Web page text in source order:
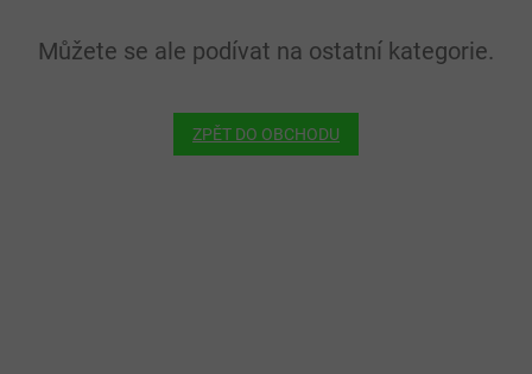
Můžete se ale podívat na ostatní kategorie.
ZPĚT DO OBCHODU